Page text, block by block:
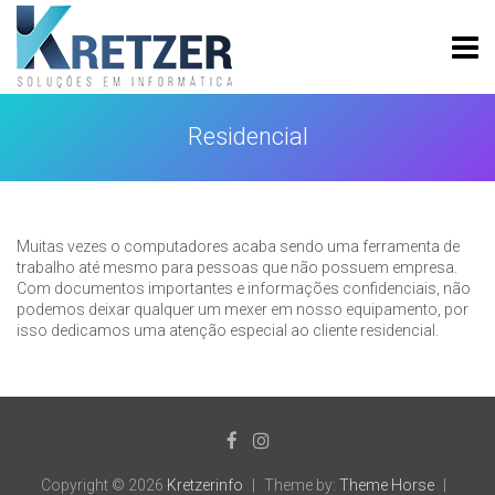
Skip
content
Residencial
Muitas vezes o computadores acaba sendo uma ferramenta de
trabalho até mesmo para pessoas que não possuem empresa.
Com documentos importantes e informações confidenciais, não
podemos deixar qualquer um mexer em nosso equipamento, por
isso dedicamos uma atenção especial ao cliente residencial.
Copyright © 2026 Kretzerinfo Theme by: Theme Horse